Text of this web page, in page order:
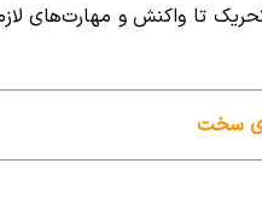
تا واکنش و مهارت‌های
سخت